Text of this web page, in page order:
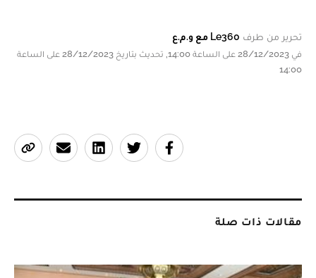
تحرير من طرف Le360 مع و.م.ع
في 28/12/2023 على الساعة 14:00, تحديث بتاريخ 28/12/2023 على الساعة
14:00
مقالات ذات صلة